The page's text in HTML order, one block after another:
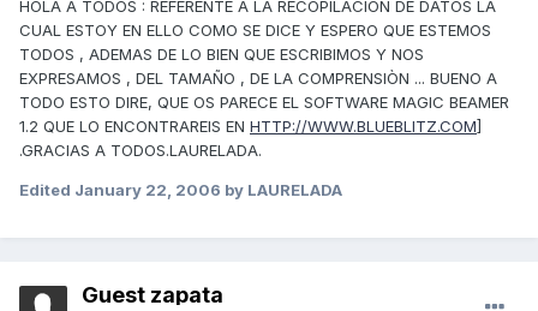
HOLA A TODOS : REFERENTE A LA RECOPILACIÒN DE DATOS LA
CUAL ESTOY EN ELLO COMO SE DICE Y ESPERO QUE ESTEMOS
TODOS , ADEMAS DE LO BIEN QUE ESCRIBIMOS Y NOS
EXPRESAMOS , DEL TAMAÑO , DE LA COMPRENSIÒN ... BUENO A
TODO ESTO DIRE, QUE OS PARECE EL SOFTWARE MAGIC BEAMER
1.2 QUE LO ENCONTRAREIS EN HTTP://WWW.BLUEBLITZ.COM]
.GRACIAS A TODOS.LAURELADA.
Edited January 22, 2006 by LAURELADA
Guest zapata